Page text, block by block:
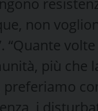
non
“Quante
più che
i